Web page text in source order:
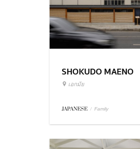
SHOKUDO MAENO
เอกมัย
JAPANESE / Family